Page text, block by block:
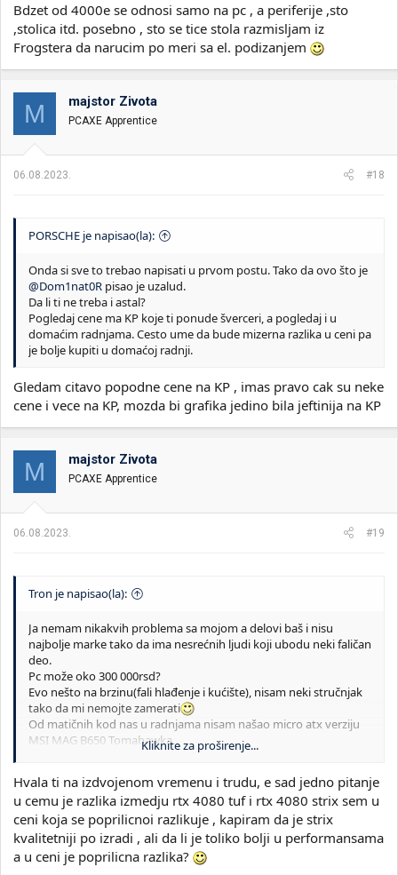
Bdzet od 4000e se odnosi samo na pc , a periferije ,sto
,stolica itd. posebno , sto se tice stola razmisljam iz
Frogstera da narucim po meri sa el. podizanjem
M majstor Zivota
PCAXE Apprentice
06.08.2023. #18
PORSCHE je napisao(la):
Onda si sve to trebao napisati u prvom postu. Tako da ovo što je
@Dom1nat0R pisao je uzalud.
Da li ti ne treba i astal?
Pogledaj cene ma KP koje ti ponude šverceri, a pogledaj i u
domaćim radnjama. Cesto ume da bude mizerna razlika u ceni pa
je bolje kupiti u domaćoj radnji.
Gledam citavo popodne cene na KP , imas pravo cak su neke
cene i vece na KP, mozda bi grafika jedino bila jeftinija na KP
M majstor Zivota
PCAXE Apprentice
06.08.2023. #19
Tron je napisao(la):
Ja nemam nikakvih problema sa mojom a delovi baš i nisu
najbolje marke tako da ima nesrećnih ljudi koji ubodu neki faličan
deo.
Pc može oko 300 000rsd?
Evo nešto na brzinu(fali hlađenje i kućište), nisam neki stručnjak
tako da mi nemojte zamerati
Od matičnih kod nas u radnjama nisam našao micro atx verziju
MSI MAG B650 Tomahawka.
Asus rog strix B650-A gaming wifi - 34.720,00 din ili Gigabyte
Kingston dimm DDR5 64GB (2x32GB kit) 6000MT/s
KF560C36BBEK2-64 fury beast expo ram - 27.770,33 din
CPU AM5 AMD RYZEN 7 7800X3D - 55,720.00 rsd
Be Quiet! 1000W Straight Power 11 Platinum Modular napajanje
| BN309 - 25.188,00 dindin
Kingston 2TB M.2 NVMe SKC3000D/2048G SSD KC3000 series -
Kliknite za proširenje...
Hvala ti na izdvojenom vremenu i trudu, e sad jedno pitanje
u cemu je razlika izmedju rtx 4080 tuf i rtx 4080 strix sem u
ceni koja se poprilicnoi razlikuje , kapiram da je strix
kvalitetniji po izradi , ali da li je toliko bolji u performansama
a u ceni je poprilicna razlika?